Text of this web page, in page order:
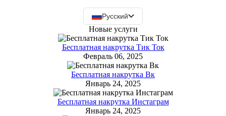
Русский
Новые услуги
Бесплатная накрутка Тик Ток
Февраль 06, 2025
Бесплатная накрутка Вк
Январь 24, 2025
Бесплатная накрутка Инстаграм
Январь 24, 2025